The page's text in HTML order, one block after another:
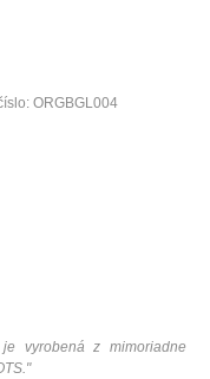
ORGBGL004
vyrobená z mimoriadne
"